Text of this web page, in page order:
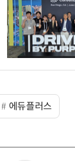
에듀플러스